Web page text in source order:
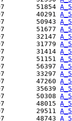
51854
40291
50943
51677
32147
31779
31414
51151
56397
33297
47260
35639
50308
48015
29511
48743